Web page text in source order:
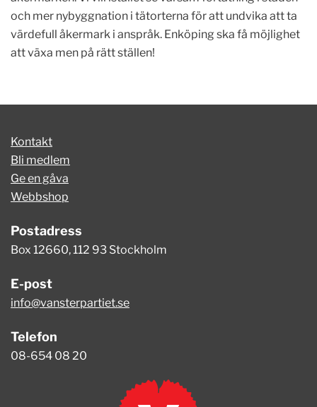
och mer nybyggnation i tätorterna för att undvika att ta
värdefull åkermark i anspråk. Enköping ska få möjlighet
att växa men på rätt ställen!
Kontakt
Bli medlem
Ge en gåva
Webbshop
Postadress
Box 12660, 112 93 Stockholm
E-post
info@vansterpartiet.se
Telefon
08-654 08 20